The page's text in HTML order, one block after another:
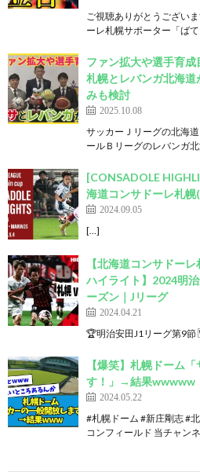
ご視聴ありがとうござい
ーレ札幌サポーター「ば
ファン拡大や選手育
札幌とレバンガ北海
みも検討
2025.10.08
サッカーＪリーグの北海
ールＢリーグのレバンガ
[CONSADOLE
海道コンサドーレ札幌
2024.09.05
[…]
【北海道コンサドー
ハイライト】2024明
ーズン｜Jリーグ
2024.04.21
🏆明治安田J1リーグ第9節
【爆笑】札幌ドーム
す！」→結果wwwww
2024.05.22
#札幌ドーム #新庄剛志 #
コンフィールド 当チャン